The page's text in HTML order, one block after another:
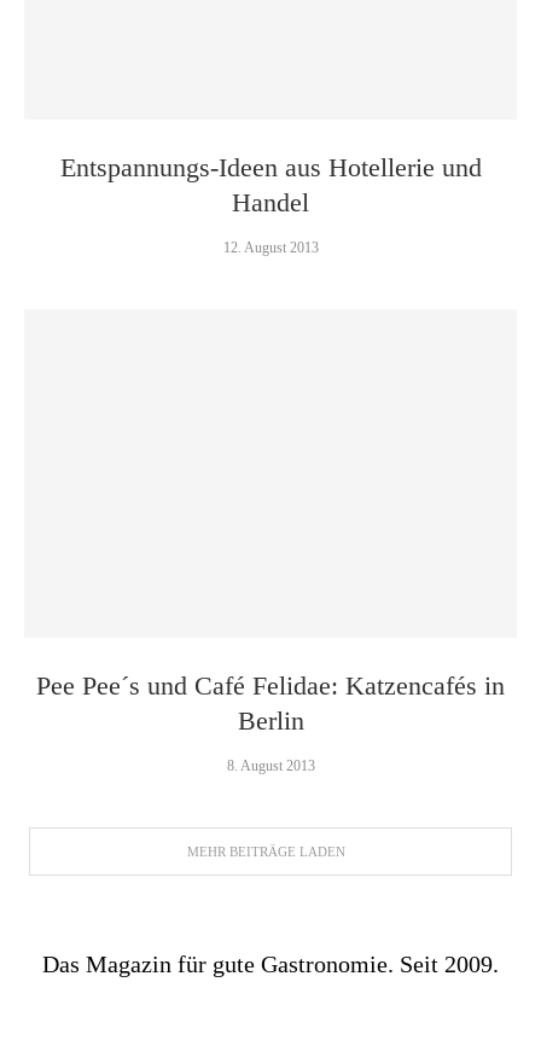
Entspannungs-Ideen aus Hotellerie und
Handel
12. August 2013
Pee Pee´s und Café Felidae: Katzencafés in
Berlin
8. August 2013
MEHR BEITRÄGE LADEN
Das Magazin für gute Gastronomie. Seit 2009.